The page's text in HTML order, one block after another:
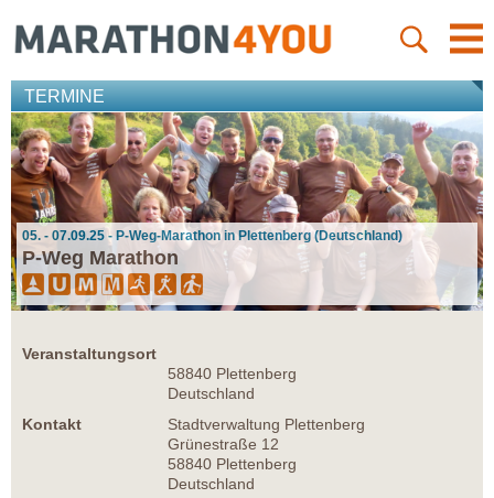
TERMINE
05. - 07.09.25 - P-Weg-Marathon in Plettenberg (Deutschland)
P-Weg Marathon
Veranstaltungsort
58840 Plettenberg
Deutschland
Kontakt
Stadtverwaltung Plettenberg
Grünestraße 12
58840 Plettenberg
Deutschland